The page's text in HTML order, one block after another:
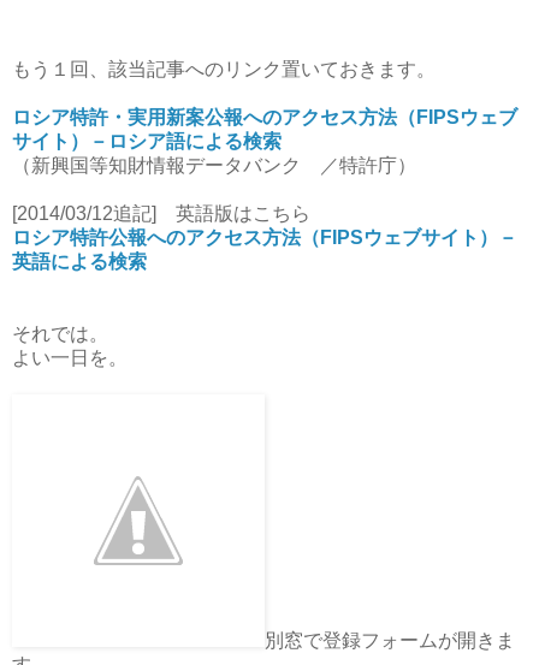
もう１回、該当記事へのリンク置いておきます。
ロシア特許・実用新案公報へのアクセス方法（FIPSウェブ
サイト）－ロシア語による検索
（新興国等知財情報データバンク ／特許庁）
[2014/03/12追記] 英語版はこちら
ロシア特許公報へのアクセス方法（FIPSウェブサイト）－
英語による検索
それでは。
よい一日を。
別窓で登録フォームが開きま